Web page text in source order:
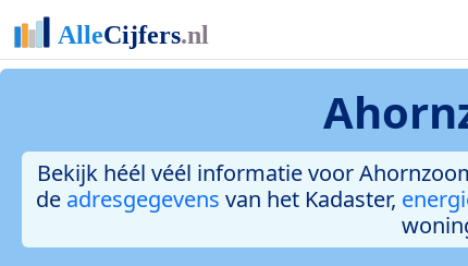
Bekijk héél véél informatie voor
de adresgegevens van het Kadaster,